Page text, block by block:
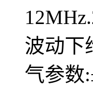
波动下
气参数